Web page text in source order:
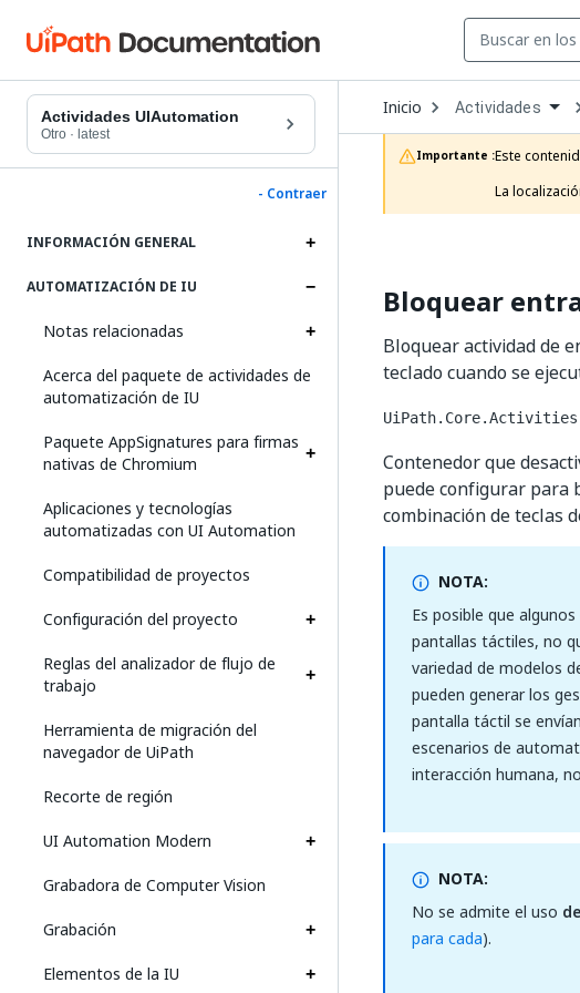
Actividades UIAutomation
Otro · latest
- Contraer
INFORMACIÓN GENERAL
AUTOMATIZACIÓN DE IU
Notas relacionadas
Acerca del paquete de actividades de
automatización de IU
Paquete AppSignatures para firmas
nativas de Chromium
Aplicaciones y tecnologías
automatizadas con UI Automation
Compatibilidad de proyectos
Configuración del proyecto
Reglas del analizador de flujo de
trabajo
Herramienta de migración del
navegador de UiPath
Recorte de región
UI Automation Modern
Grabadora de Computer Vision
Grabación
Elementos de la IU
Inicio Open
Dropdown
to
choose
product
Actividades
Importante :Este
La
Bloquear
Bloquear actividad de
teclado cuando se
Contenedor que
puede configurar para
combinación de teclas
NOTA:
Es posible que
pantallas táctiles, no
variedad de modelos
pueden generar los
pantalla táctil se
escenarios de
interacción humana,
NOTA:
No se admite el uso
para cada).